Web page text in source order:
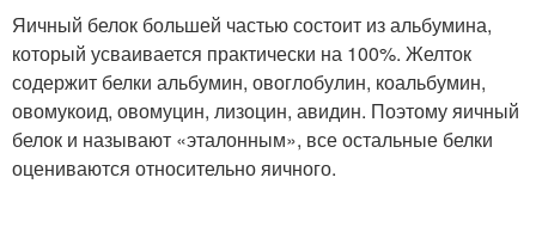
Яичный белок большей частью состоит из альбумина,
который усваивается практически на 100%. Желток
содержит белки альбумин, овоглобулин, коальбумин,
овомукоид, овомуцин, лизоцин, авидин. Поэтому яичный
белок и называют «эталонным», все остальные белки
оцениваются относительно яичного.